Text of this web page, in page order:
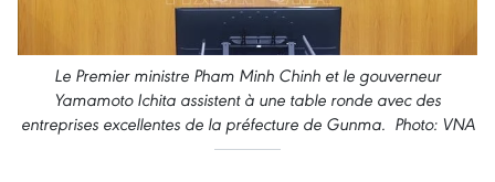
Le Premier ministre Pham Minh Chinh et le gouverneur
Yamamoto Ichita assistent à une table ronde avec des
entreprises excellentes de la préfecture de Gunma. Photo: VNA